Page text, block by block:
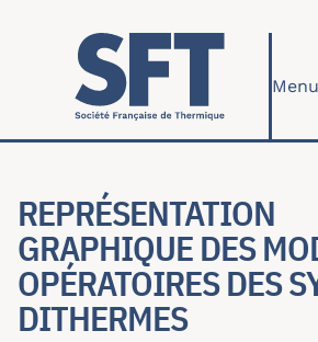
Aller au contenu principal
Menu
REPRÉSENTATION
GRAPHIQUE DES
OPÉRATOIRES DES
DITHERMES